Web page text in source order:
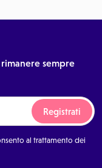
sempre
Registrati
al trattamento dei